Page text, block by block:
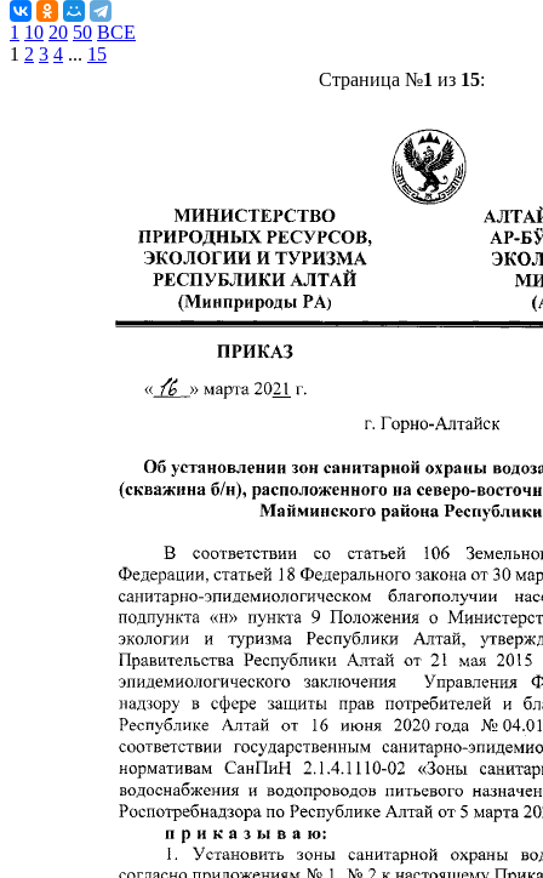
1 10 20 50 ВСЕ
1 2 3 4 ... 15
Страница №1 из 15: